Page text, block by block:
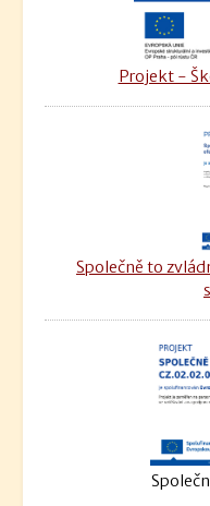
Projekt -
Společně to